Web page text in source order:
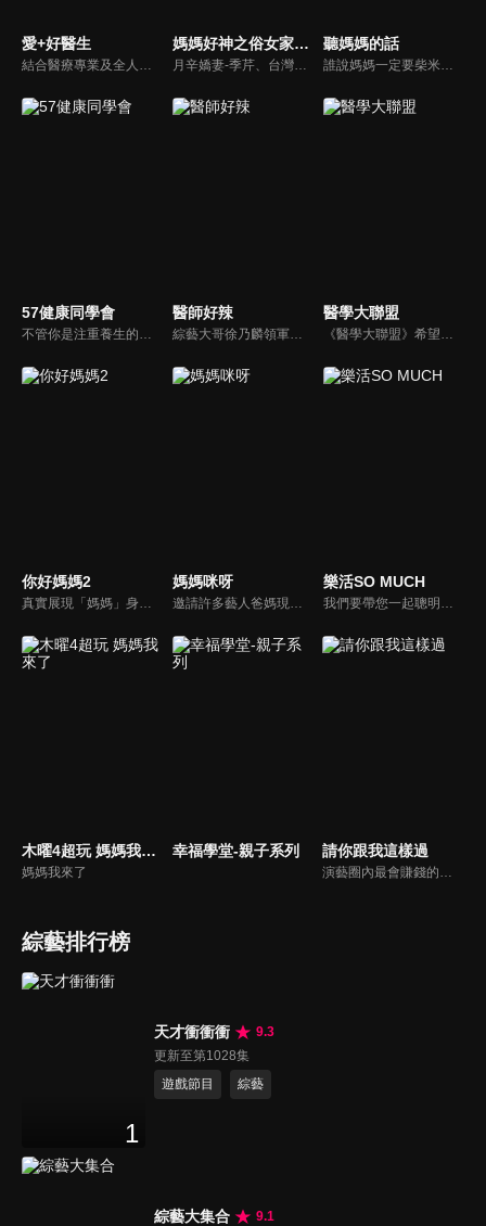
愛+好醫生 媽媽好神之俗女家務事
月辛嬌妻-季芹、台灣好媳婦-佩甄，兩位世俗熟女 領軍各界菁英一起來探討你我關心的各種家務事。持續鎖定本節目就能夠讓你『俗女不出門，能知天下事』！
聽媽媽的話
57健康同學會
不管你是注重養生的四、五年級，還是邁入熟男熟女的六年級生，或是充滿活力的七年級生，主播隋安德、許晶晶和醫藥記者及健康專家，要告訴大家自己的身體密碼，讓你健康滿分！
醫師好辣
綜藝大哥徐乃麟領軍，率領「好辣軍團」挑戰醫界麻辣話題，對上帥哥美女醫師團，不一樣的白色旋風即將登場！以前不敢說的，現在說給你聽，只要你想聽，我們就敢問！沒有不能聊，就怕不夠辣！絕對讓您耳目一新！打破傳統，跳脫框架！挖掘麻辣秘辛！
醫學大聯盟
《醫學大聯盟》希望打造一個知性趣味的平台，讓觀眾在輕鬆間了解正確的健康資訊，幫助自己和家人打造更健康的生活習慣。
你好媽媽2
真實展現「媽媽」身份的更多社會觸角，探討對「媽媽」概念的時代定義，探訪更多的當代媽媽。每期走進嘉賓生活，探討母親在家庭中、在自己生命中的位置。
媽媽咪呀
邀請許多藝人爸媽現身說法，與相關專家顧問共同討論分享，以談話的方式進行，對一人爸媽和名人家庭教育有興趣的朋友一定不能錯過。
樂活SO MUCH
我們要帶您一起聰明快樂過生活！由聰明生活家張雅芳主持的健康休閒資訊類節目，主題式介紹探討各種飲食、保健、醫學、休閒、民生、環保等，各種國人關心的樂活新訊，讓觀眾朋友一同感受快樂、用心過生活，其實就是那麼的簡單。
木曜4超玩 媽媽我來了
媽媽我來了
幸福學堂-親子系列 請你跟我這樣過
演藝圈內最會賺錢的侯昌明，以親身經歷教你理財；採訪經歷豐沛的黃文華，把所見所聞通通報你哉。不論是理財知識、兩性問題、生活資訊，完全貼近市井小民的所需所求，保證讓你生活過更好！
綜藝排行榜
1
天才衝衝衝
9.3
更新至第1028集
遊戲節目
綜藝
綜藝大集合
9.1